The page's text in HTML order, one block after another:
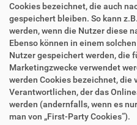
Cookies bezeichnet, die auch
gespeichert bleiben. So kann
werden, wenn die Nutzer diese
Ebenso können in einem
Nutzer gespeichert werden, die
Marketingzwecke verwendet
werden Cookies bezeichnet, die
Verantwortlichen, der das
werden (andernfalls, wenn es
man von „First-Party Cookies“).